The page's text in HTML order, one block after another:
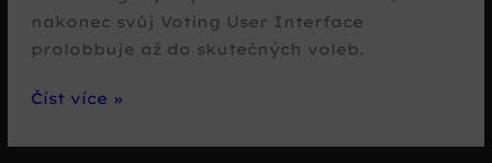
nakonec svůj Voting User Interface
prolobbuje až do skutečných voleb.
Google
chystá
Číst více »